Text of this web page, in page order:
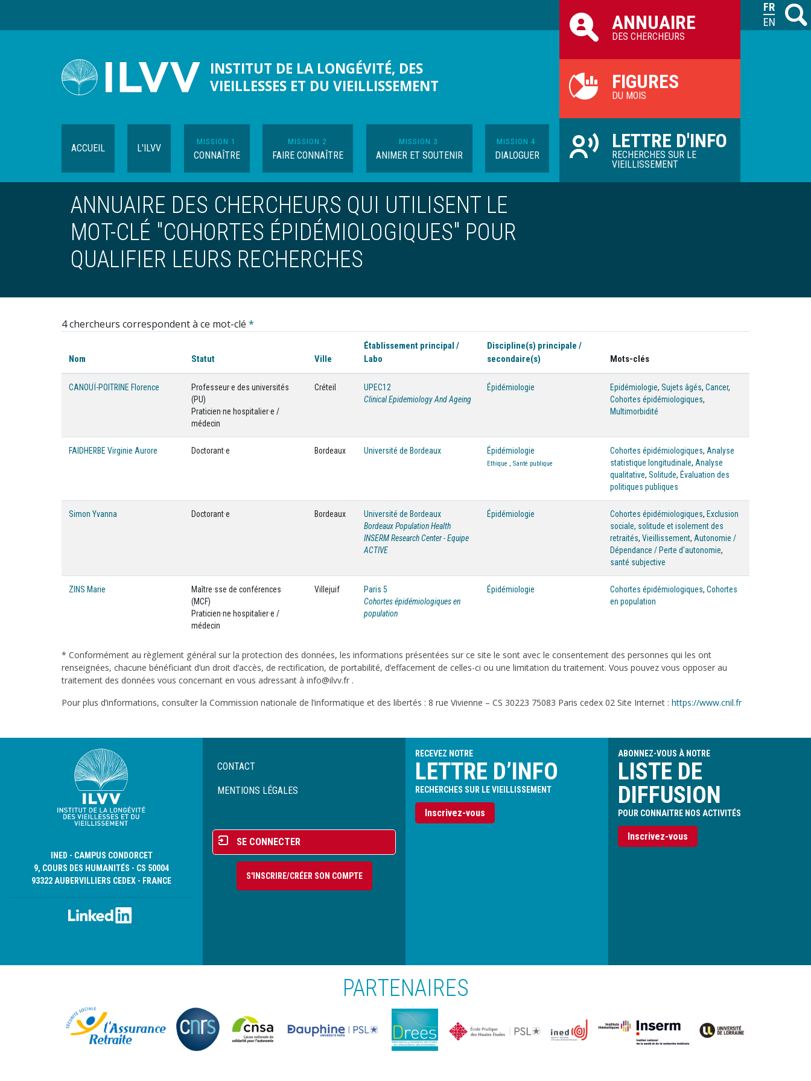
M
INSTITUT DE LA LONGÉVITÉ, DES
VIEILLESSES ET DU VIEILLISSEMENT
ACCUEIL L'ILVV
MISSION 1
CONNAÎTRE
MISSION 2
FAIRE CONNAÎTRE
MISSION 3
ANIMER ET SOUTENIR
MISSION 4
DIALOGUER
ILVV
ANNUAIRE
DES CHERCHEURS
FIGURES
DU MOIS
LETTRE D'INFO
RECHERCHES SUR LE
VIEILLISSEMENT
ANNUAIRE DES CHERCHEURS QUI UTILISENT LE
MOT-CLÉ "COHORTES ÉPIDÉMIOLOGIQUES" POUR
QUALIFIER LEURS RECHERCHES
4 chercheurs correspondent à ce mot-clé *
Nom Statut Ville
Établissement principal /
Labo
Discipline(s) principale /
secondaire(s)
Mots-clés
CANOUÏ-POITRINE Florence
Professeur·e des universités
(PU)
Praticien·ne hospitalier·e /
médecin
Créteil
UPEC12
Clinical Epidemiology And Ageing
Épidémiologie Epidémiologie, Sujets âgés, Cancer,
Cohortes épidémiologiques,
Multimorbidité
FAIDHERBE Virginie Aurore Doctorant·e Bordeaux Université de Bordeaux Épidémiologie
Ethique , Santé publique
Cohortes épidémiologiques, Analyse
statistique longitudinale, Analyse
qualitative, Solitude, Évaluation des
politiques publiques
Simon Yvanna Doctorant·e Bordeaux
Université de Bordeaux
Bordeaux Population Health
INSERM Research Center - Equipe
ACTIVE
Épidémiologie Cohortes épidémiologiques, Exclusion
sociale, solitude et isolement des
retraités, Vieillissement, Autonomie /
Dépendance / Perte d'autonomie,
santé subjective
ZINS Marie
Maître·sse de conférences
(MCF)
Praticien·ne hospitalier·e /
médecin
Villejuif
Paris 5
Cohortes épidémiologiques en
population
Épidémiologie Cohortes épidémiologiques, Cohortes
en population
* Conformément au règlement général sur la protection des données, les informations présentées sur ce site le sont avec le consentement des personnes qui les ont
renseignées, chacune bénéficiant d’un droit d’accès, de rectification, de portabilité, d’effacement de celles-ci ou une limitation du traitement. Vous pouvez vous opposer au
traitement des données vous concernant en vous adressant à info@ilvv.fr .
Pour plus d’informations, consulter la Commission nationale de l’informatique et des libertés : 8 rue Vivienne – CS 30223 75083 Paris cedex 02 Site Internet : https://www.cnil.fr
INED - CAMPUS CONDORCET
9, COURS DES HUMANITÉS - CS 50004
93322 AUBERVILLIERS CEDEX - FRANCE
Menu
de
CONTACT
MENTIONS LÉGALES
Menu
du
compte
l'utilisateur
SE CONNECTER
S'INSCRIRE/CRÉER SON COMPTE
RECEVEZ NOTRE
LETTRE D’INFO
RECHERCHES SUR LE VIEILLISSEMENT
Inscrivez-vous
ABONNEZ-VOUS À NOTRE
LISTE DE
DIFFUSION
POUR CONNAITRE NOS ACTIVITÉS
Inscrivez-vous
PARTENAIRES
FRANÇAIS
ENGLISH